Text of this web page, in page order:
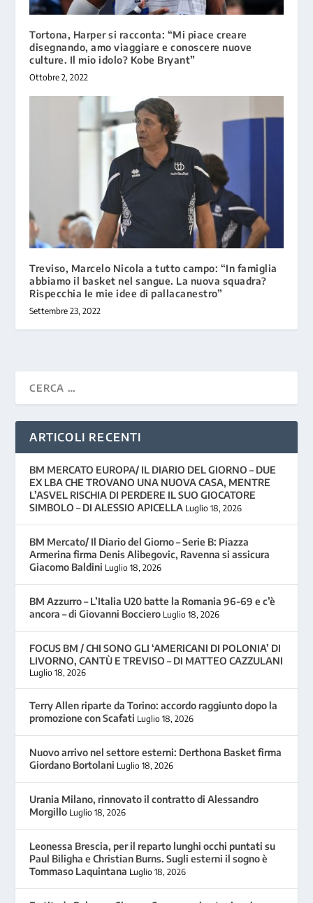
Tortona, Harper si racconta: “Mi piace creare
disegnando, amo viaggiare e conoscere nuove
culture. Il mio idolo? Kobe Bryant”
Ottobre 2, 2022
Treviso, Marcelo Nicola a tutto campo: “In famiglia
abbiamo il basket nel sangue. La nuova squadra?
Rispecchia le mie idee di pallacanestro”
Settembre 23, 2022
ARTICOLI RECENTI
BM MERCATO EUROPA/ IL DIARIO DEL GIORNO – DUE
EX LBA CHE TROVANO UNA NUOVA CASA, MENTRE
L’ASVEL RISCHIA DI PERDERE IL SUO GIOCATORE
SIMBOLO – DI ALESSIO APICELLA Luglio 18, 2026
BM Mercato/ Il Diario del Giorno – Serie B: Piazza
Armerina firma Denis Alibegovic, Ravenna si assicura
Giacomo Baldini Luglio 18, 2026
BM Azzurro – L’Italia U20 batte la Romania 96-69 e c’è
ancora – di Giovanni Bocciero Luglio 18, 2026
FOCUS BM / CHI SONO GLI ‘AMERICANI DI POLONIA’ DI
LIVORNO, CANTÙ E TREVISO – DI MATTEO CAZZULANI
Luglio 18, 2026
Terry Allen riparte da Torino: accordo raggiunto dopo la
promozione con Scafati Luglio 18, 2026
Nuovo arrivo nel settore esterni: Derthona Basket firma
Giordano Bortolani Luglio 18, 2026
Urania Milano, rinnovato il contratto di Alessandro
Morgillo Luglio 18, 2026
Leonessa Brescia, per il reparto lunghi occhi puntati su
Paul Biligha e Christian Burns. Sugli esterni il sogno è
Tommaso Laquintana Luglio 18, 2026